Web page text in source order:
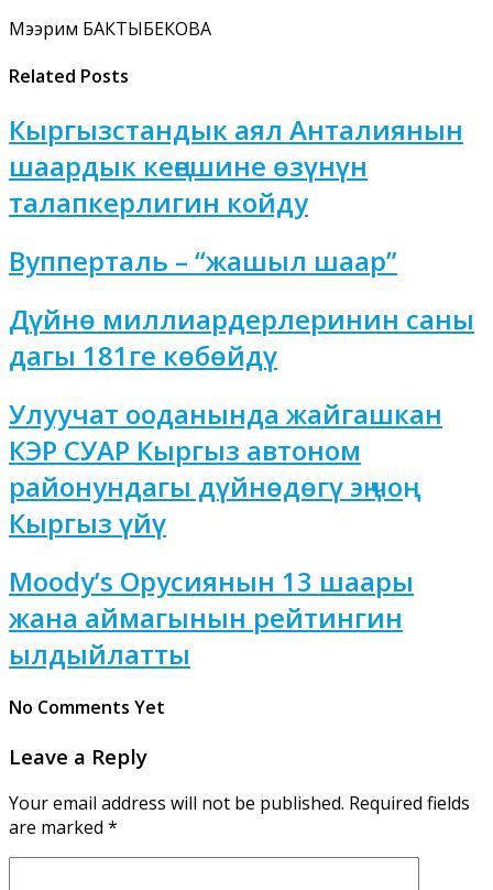
Мээрим БАКТЫБЕКОВА
Related Posts
Кыргызстандык аял Анталиянын
шаардык кеңешине өзүнүн
талапкерлигин койду
Вупперталь – “жашыл шаар”
Дүйнө миллиардерлеринин саны
дагы 181ге көбөйдү
Улуучат ооданында жайгашкан
КЭР СУАР Кыргыз автоном
районундагы дүйнөдөгү эң чоң
Кыргыз үйү
Moody’s Орусиянын 13 шаары
жана аймагынын рейтингин
ылдыйлатты
No Comments Yet
Leave a Reply
Your email address will not be published. Required fields
are marked *